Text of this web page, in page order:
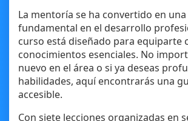
La mentoría se ha convertido en
fundamental en el desarrollo
curso está diseñado para equiparte
conocimientos esenciales. No
nuevo en el área o si ya deseas
habilidades, aquí encontrarás una
accesible.
Con siete lecciones organizadas en